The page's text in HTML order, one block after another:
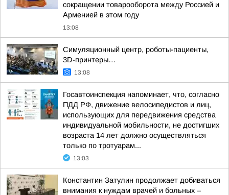
сокращении товарооборота между Россией и
Арменией в этом году
13:08
Симуляционный центр, роботы-пациенты,
3D-принтеры…
13:08
Госавтоинспекция напоминает, что, согласно
ПДД РФ, движение велосипедистов и лиц,
использующих для передвижения средства
индивидуальной мобильности, не достигших
возраста 14 лет должно осуществляться
только по тротуарам...
13:03
Константин Затулин продолжает добиваться
внимания к нуждам врачей и больных –